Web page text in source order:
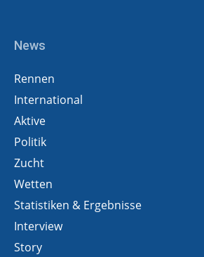
News
Rennen
International
Aktive
Politik
Zucht
Wetten
Statistiken & Ergebnisse
Interview
Story